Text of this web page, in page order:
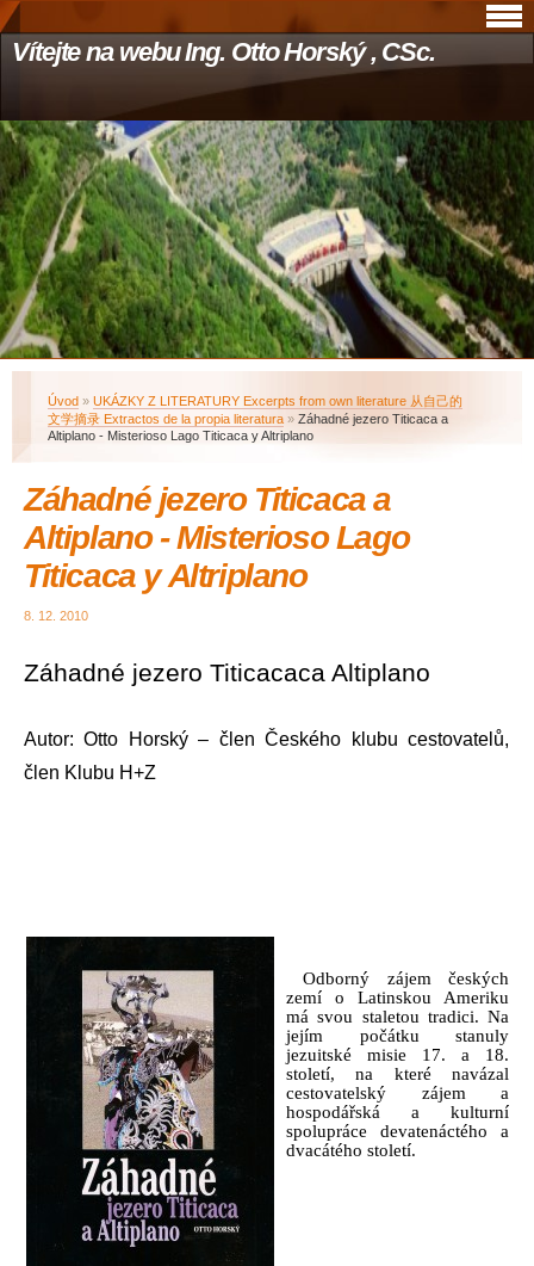
Vítejte na webu Ing. Otto Horský , CSc.
Úvod » UKÁZKY Z LITERATURY Excerpts from own literature 从自己的
文学摘录 Extractos de la propia literatura » Záhadné jezero Titicaca a
Altiplano - Misterioso Lago Titicaca y Altriplano
Záhadné jezero Titicaca a
Altiplano - Misterioso Lago
Titicaca y Altriplano
8. 12. 2010
Záhadné jezero Titicacaca Altiplano
Autor: Otto Horský – člen Českého klubu cestovatelů,
člen Klubu H+Z
Odborný zájem českých
zemí o Latinskou Ameriku
má svou staletou tradici. Na
jejím počátku stanuly
jezuitské misie 17. a 18.
století, na které navázal
cestovatelský zájem a
hospodářská a kulturní
spolupráce devatenáctého a
dvacátého století.